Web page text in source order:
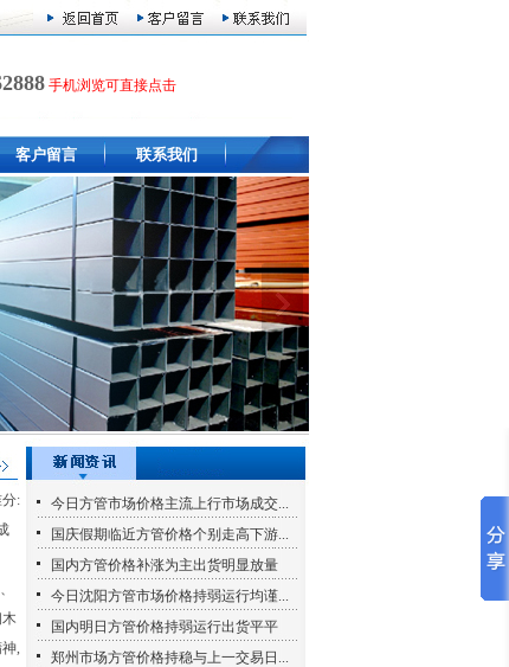
手机浏览可直接点击
客户留言 联系我们
:
,
今日方管市场价格主流上行市场成交...
国庆假期临近方管价格个别走高下游...
国内方管价格补涨为主出货明显放量
今日沈阳方管市场价格持弱运行均谨...
国内明日方管价格持弱运行出货平平
郑州市场方管价格持稳与上一交易日...